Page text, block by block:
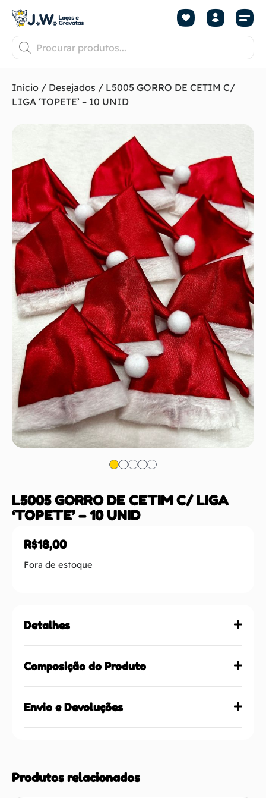
Início / Desejados / L5005 GORRO DE CETIM C/
LIGA ‘TOPETE’ – 10 UNID
L5005 GORRO DE CETIM C/ LIGA
‘TOPETE’ – 10 UNID
R$18,00
Fora de estoque
Detalhes
Composição do Produto
Envio e Devoluções
Produtos relacionados